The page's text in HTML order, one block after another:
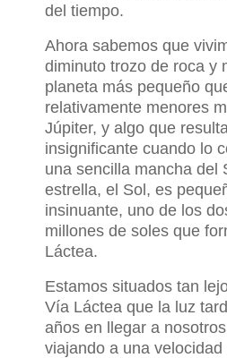
del tiempo.
Ahora sabemos que
diminuto trozo de roca y
planeta más pequeño
relativamente menores
Júpiter, y algo que
insignificante cuando lo
una sencilla mancha del
estrella, el Sol, es
insinuante, uno de los
millones de soles que
Láctea.
Estamos situados tan
Vía Láctea que la luz
años en llegar a
viajando a una velocidad